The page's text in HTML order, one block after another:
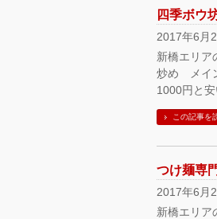
四季ボウ
2017年6月
新橋エリ
炒め メイ
1000円と
この記事を
つけ麺専
2017年6月
新橋エリ